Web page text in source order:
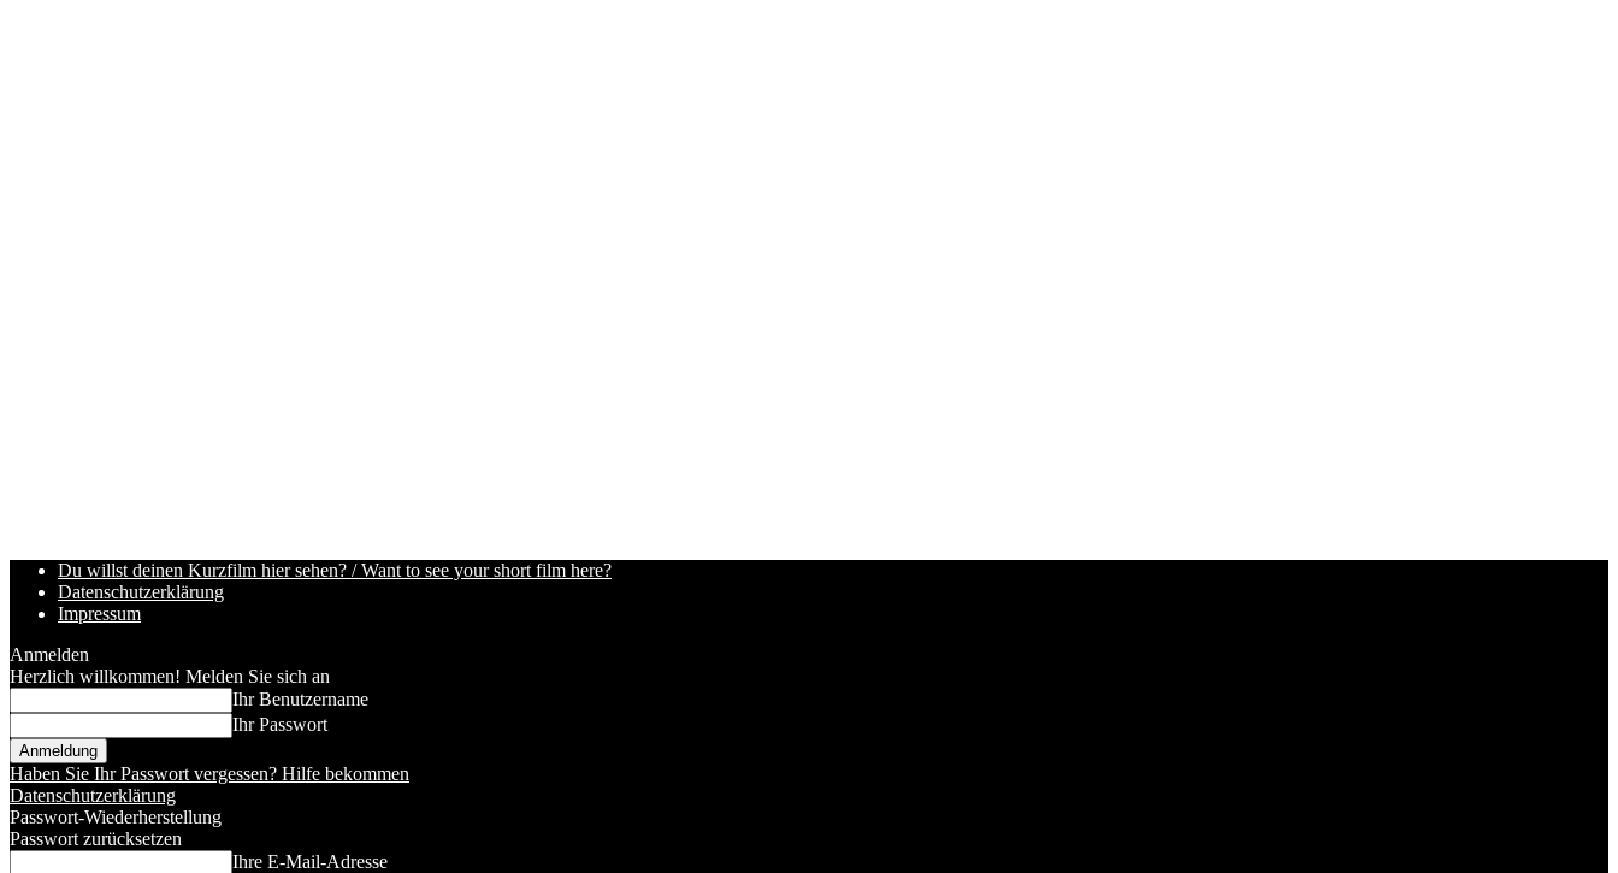
Du willst deinen Kurzfilm hier sehen? / Want to see your short film here?
Datenschutzerklärung
Impressum
Anmelden
Herzlich willkommen! Melden Sie sich an
Ihr Benutzername
Ihr Passwort
Haben Sie Ihr Passwort vergessen? Hilfe bekommen
Datenschutzerklärung
Passwort-Wiederherstellung
Passwort zurücksetzen
Ihre E-Mail-Adresse